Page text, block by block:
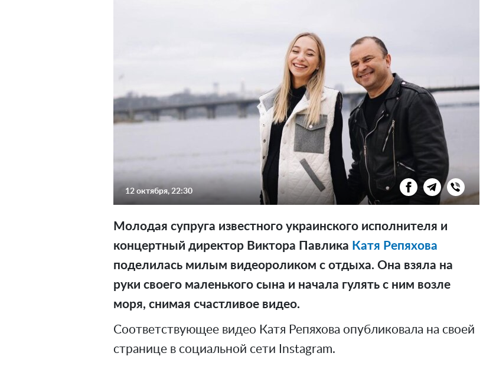
12 октября, 22:30
Молодая супруга известного украинского исполнителя и
концертный директор Виктора Павлика Катя Репяхова
поделилась милым видеороликом с отдыха. Она взяла на
руки своего маленького сына и начала гулять с ним возле
моря, снимая счастливое видео.
Соответствующее видео Катя Репяхова опубликовала на своей
странице в социальной сети Instagram.